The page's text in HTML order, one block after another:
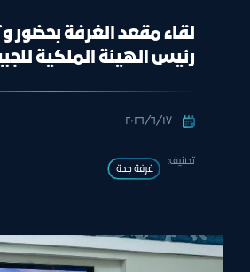
لقاء مقعد الغرفة
رئيس الهيئة الملكية
١٧‏/٦‏/٢٠٢٦
تصنيف:
غرفة جدة